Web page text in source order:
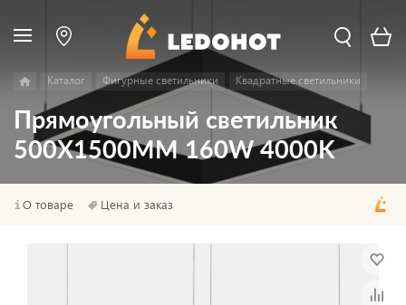
Каталог Фигурные светильники Квадратные светильники
Прямоугольный светильник
500Х1500MM 160W 4000K
О товаре Цена и заказ